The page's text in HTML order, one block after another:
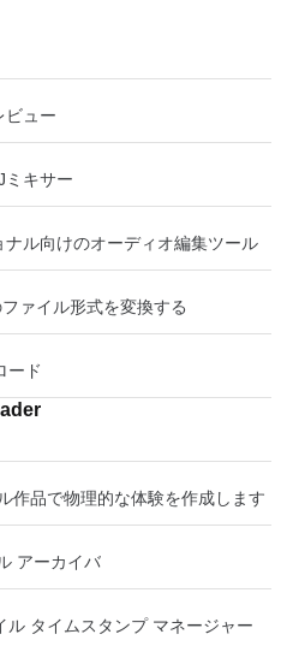
するのと同じユーザー名とパスワ
printers, and Skype support.
UHD and QHD+ support.
a perfect choice for those of you
app like this, you'll get to try out
in a safe sandboxed
to install the OS natively.
just support Microsofts OS,
including Ubuntu, Red Hat,
as well. Overall,
performance, strong reliability,
make it stand out from the
little pricey, but you do get what
It sports a clean and crisp layout
application does not take a long
on
need a free terminal emulator,
Telnet or SSH
is a good choice.
ィ
ます。 インストールや構成の問
品の利点を体験してください。
マシン間でデータを共有します。
仮想マシンを実行します。 2-
。 サードパーティの仮想マシン
ストコンピューターと仮想マシ
幅広いホストおよびゲストオペ
イスのサポー
ス情報を取得します。 直感的なホ
を介して仮想マシンに簡単にアク
ビュー
ミキサー
ル向けのオーディオ編集ツール
ァイル形式を変換する
ード
作品で物理的な体験を作成します
アーカイバ
タイムスタンプ マネージャー